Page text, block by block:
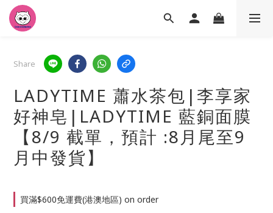
Share
LADYTIME 蕭水茶包|李享家
好神皂|LADYTIME 藍銅面膜
【8/9 截單，預計 :8月尾至9
月中發貨】
買滿$600免運費(港澳地區) on order